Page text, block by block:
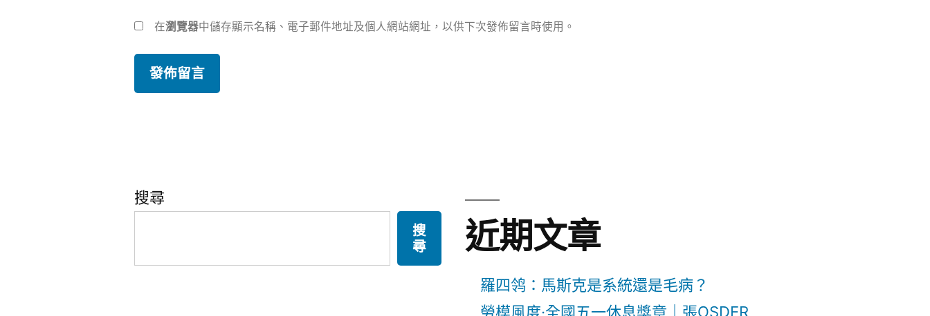
在瀏覽器中儲存顯示名稱、電子郵件地址及個人網站網址，以供下次發佈留言時使用。
搜尋
搜
尋
近期文章
羅四鸰：馬斯克是系統還是毛病？
勞模風度·全國五一休息獎章｜張OSDER